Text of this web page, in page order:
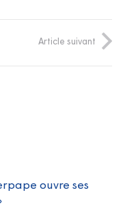
Article suivant
ouvre ses